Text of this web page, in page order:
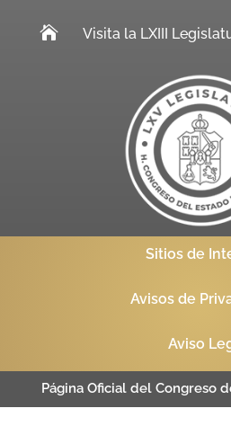
 Visita la LXIII
Sitios de
Avisos de
Aviso
Página Oficial del Congreso